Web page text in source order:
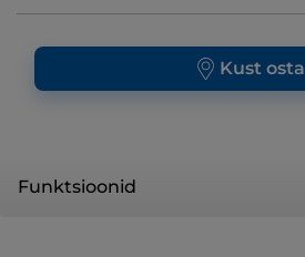
Kust osta
Funktsioonid